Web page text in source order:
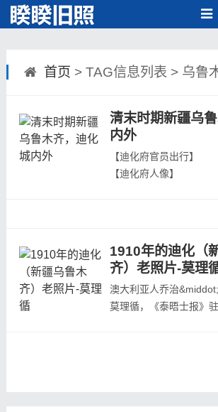
首页 > TAG信息列表 > 乌鲁
清末时期新疆乌
内外
【迪化府官员出行】
【迪化府人像】
【迪化新疆机器局管理
【迪化鉴湖】
【迪化富家公子】
【迪化府官员】...
1910年的迪化（
齐）老照片-莫理
澳大利亚人乔治
莫理循，《泰晤士报》